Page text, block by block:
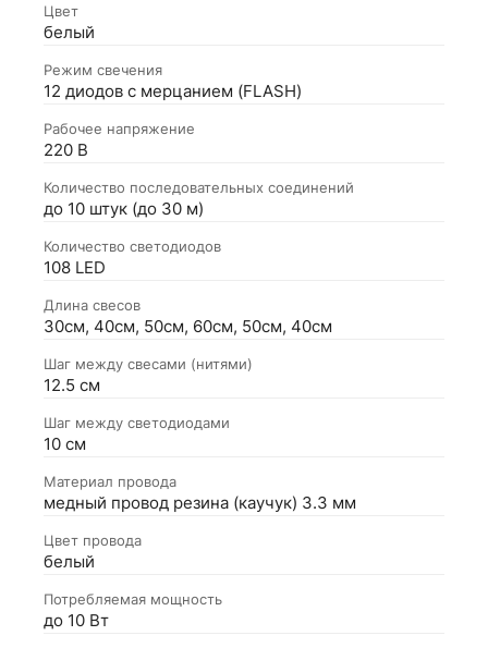
Цвет
белый
Режим свечения
12 диодов с мерцанием (FLASH)
Рабочее напряжение
220 В
Количество последовательных соединений
до 10 штук (до 30 м)
Количество светодиодов
108 LED
Длина свесов
30см, 40см, 50см, 60см, 50см, 40см
Шаг между свесами (нитями)
12.5 см
Шаг между светодиодами
10 см
Материал провода
медный провод резина (каучук) 3.3 мм
Цвет провода
белый
Потребляемая мощность
до 10 Вт